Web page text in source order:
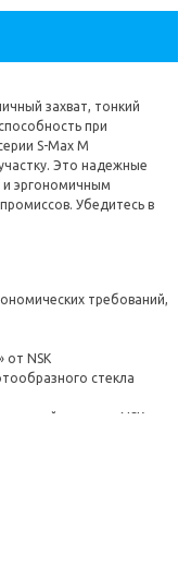
захват, тонкий
при
S-Max M
Это надежные
и эргономичным
Убедитесь в
требований,
от NSK
стекла
стали от NSK